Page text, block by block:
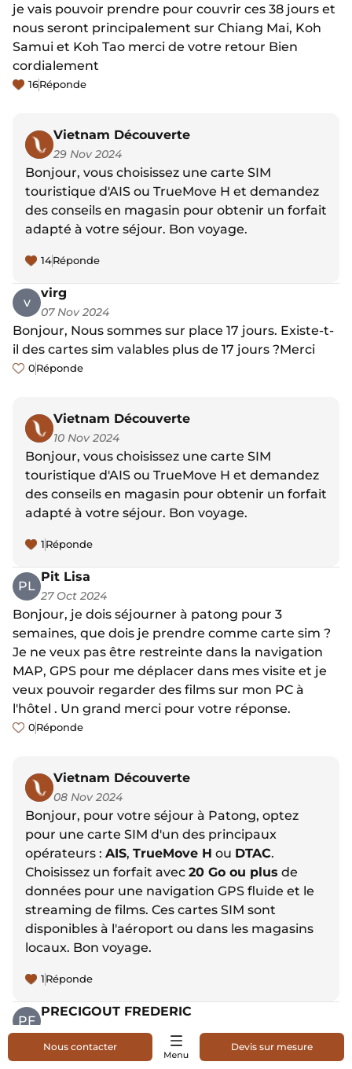
je vais pouvoir prendre pour couvrir ces 38 jours et
nous seront principalement sur Chiang Mai, Koh
Samui et Koh Tao merci de votre retour Bien
cordialement
16Réponde
Vietnam Découverte
29 Nov 2024
Bonjour, vous choisissez une carte SIM
touristique d'AIS ou TrueMove H et demandez
des conseils en magasin pour obtenir un forfait
adapté à votre séjour. Bon voyage.
14Réponde
v
virg
07 Nov 2024
Bonjour, Nous sommes sur place 17 jours. Existe-t-
il des cartes sim valables plus de 17 jours ?Merci
0 Réponde
Vietnam Découverte
10 Nov 2024
Bonjour, vous choisissez une carte SIM
touristique d'AIS ou TrueMove H et demandez
des conseils en magasin pour obtenir un forfait
adapté à votre séjour. Bon voyage.
1 Réponde
PL
Pit Lisa
27 Oct 2024
Bonjour, je dois séjourner à patong pour 3
semaines, que dois je prendre comme carte sim ?
Je ne veux pas être restreinte dans la navigation
MAP, GPS pour me déplacer dans mes visite et je
veux pouvoir regarder des films sur mon PC à
l'hôtel . Un grand merci pour votre réponse.
0 Réponde
Vietnam Découverte
08 Nov 2024
Bonjour, pour votre séjour à Patong, optez
pour une carte SIM d'un des principaux
opérateurs : AIS, TrueMove H ou DTAC.
Choisissez un forfait avec 20 Go ou plus de
données pour une navigation GPS fluide et le
streaming de films. Ces cartes SIM sont
disponibles à l'aéroport ou dans les magasins
locaux. Bon voyage.
1 Réponde
PF
PRECIGOUT FREDERIC
13 Aug 2024
Bonjour nous partons prochainement en
Nous contacter Devis sur mesure